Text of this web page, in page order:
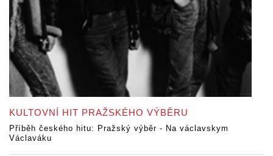
KULTOVNÍ HIT PRAŽSKÉHO VÝBĚRU
Příběh českého hitu: Pražský výběr - Na václavskym
Václaváku